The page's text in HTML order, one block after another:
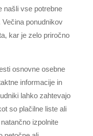
našli vse potrebne
ponudnikov
kar je zelo priročno
osnovne osebne
informacije in
lahko zahtevajo
so plačilne liste ali
izpolnite